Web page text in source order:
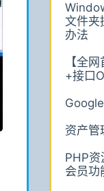
文件夹
办法
【全
+接口
资产管
PHP
会员功